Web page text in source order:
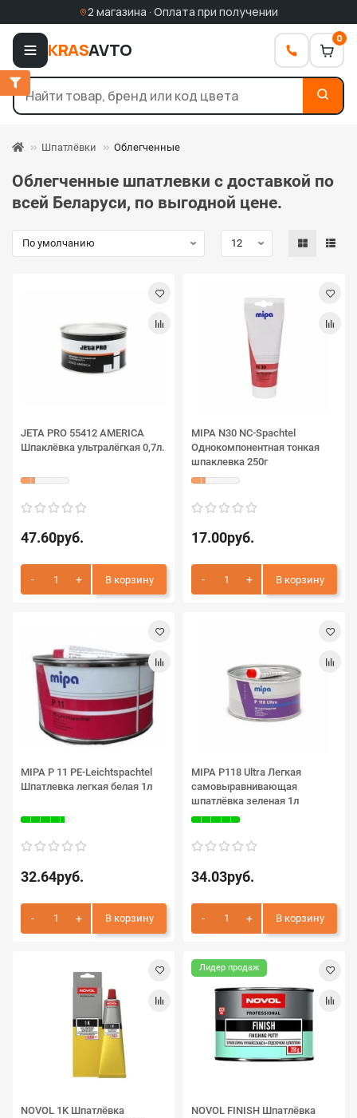
2 магазина · Оплата при получении
KRASAVTO
0
Шпатлёвки Облегченные
Облегченные шпатлевки с доставкой по
всей Беларуси, по выгодной цене.
JETA PRO 55412 AMERICA
Шпаклёвка ультралёгкая 0,7л.
47.60руб.
В корзину
MIPA N30 NC-Spachtel
Однокомпонентная тонкая
шпаклевка 250г
17.00руб.
В корзину
MIPA P 11 PE-Leichtspachtel
Шпатлевка легкая белая 1л
32.64руб.
В корзину
MIPA P118 Ultra Легкая
самовыравнивающая
шпатлёвка зеленая 1л
34.03руб.
В корзину
NOVOL 1K Шпатлёвка
Лидер продаж
NOVOL FINISH Шпатлёвка